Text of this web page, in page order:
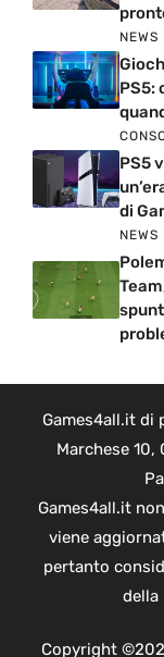
NEWS
PS5:
PS5
di
NEWS
Games4all.it di
Marchese 10,
Games4all.it
viene
pertanto
della
Copyright